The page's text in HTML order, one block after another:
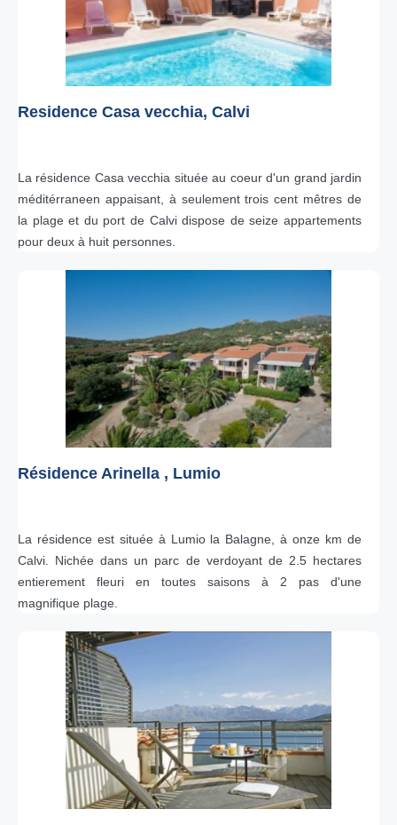
Residence Casa vecchia, Calvi
La résidence Casa vecchia située au coeur d'un grand jardin
méditérraneen appaisant, à seulement trois cent mêtres de
la plage et du port de Calvi dispose de seize appartements
pour deux à huit personnes.
Résidence Arinella , Lumio
La résidence est située à Lumio la Balagne, à onze km de
Calvi. Nichée dans un parc de verdoyant de 2.5 hectares
entierement fleuri en toutes saisons à 2 pas d'une
magnifique plage.